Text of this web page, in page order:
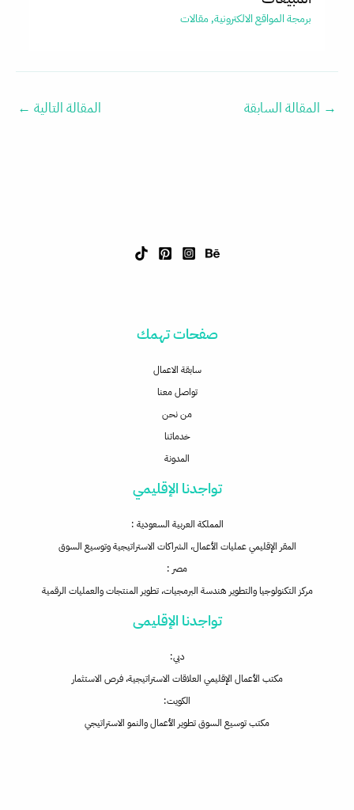
برمجة المواقع الالكترونية,مقالات
→ المقالة السابقة المقالة التالية ←
صفحات تهمك
سابقة الاعمال
تواصل معنا
من نحن
خدماتنا
المدونة
تواجدنا الإقليمي
المملكة العربية السعودية :
المقر الإقليمي عمليات الأعمال، الشراكات الاستراتيجية وتوسيع السوق
مصر :
مركز التكنولوجيا والتطوير هندسة البرمجيات، تطوير المنتجات والعمليات الرقمية
تواجدنا الإقليمى
دبي:
مكتب الأعمال الإقليمي العلاقات الاستراتيجية، فرص الاستثمار
الكويت:
مكتب توسيع السوق تطوير الأعمال والنمو الاستراتيجي